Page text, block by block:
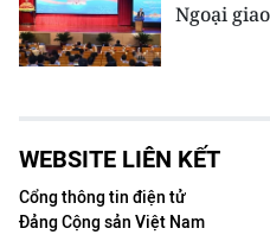
Ngoại
WEBSITE LIÊN KẾT
Cổng thông tin điện tử
Đảng Cộng sản Việt Nam